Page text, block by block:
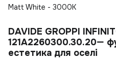
Matt White - 3000K
DAVIDE GROPPI
121A2260300.30.20—
естетика для оселі